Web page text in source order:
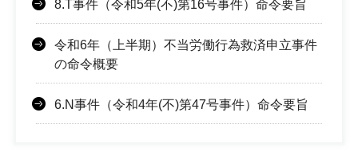
8.T事件（令和5年(不)第16号事件）命令要旨
令和6年（上半期）不当労働行為救済申立事件
の命令概要
6.N事件（令和4年(不)第47号事件）命令要旨